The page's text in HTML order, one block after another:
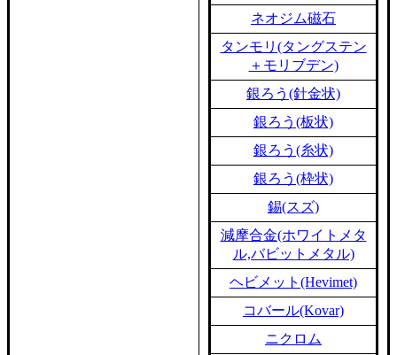
ネオジム磁石
タンモリ(タングステン
＋モリブデン)
銀ろう(針金状)
銀ろう(板状)
銀ろう(糸状)
銀ろう(枠状)
錫(スズ)
減摩合金(ホワイトメタ
ル,バビットメタル)
ヘビメット(Hevimet)
コバール(Kovar)
ニクロム